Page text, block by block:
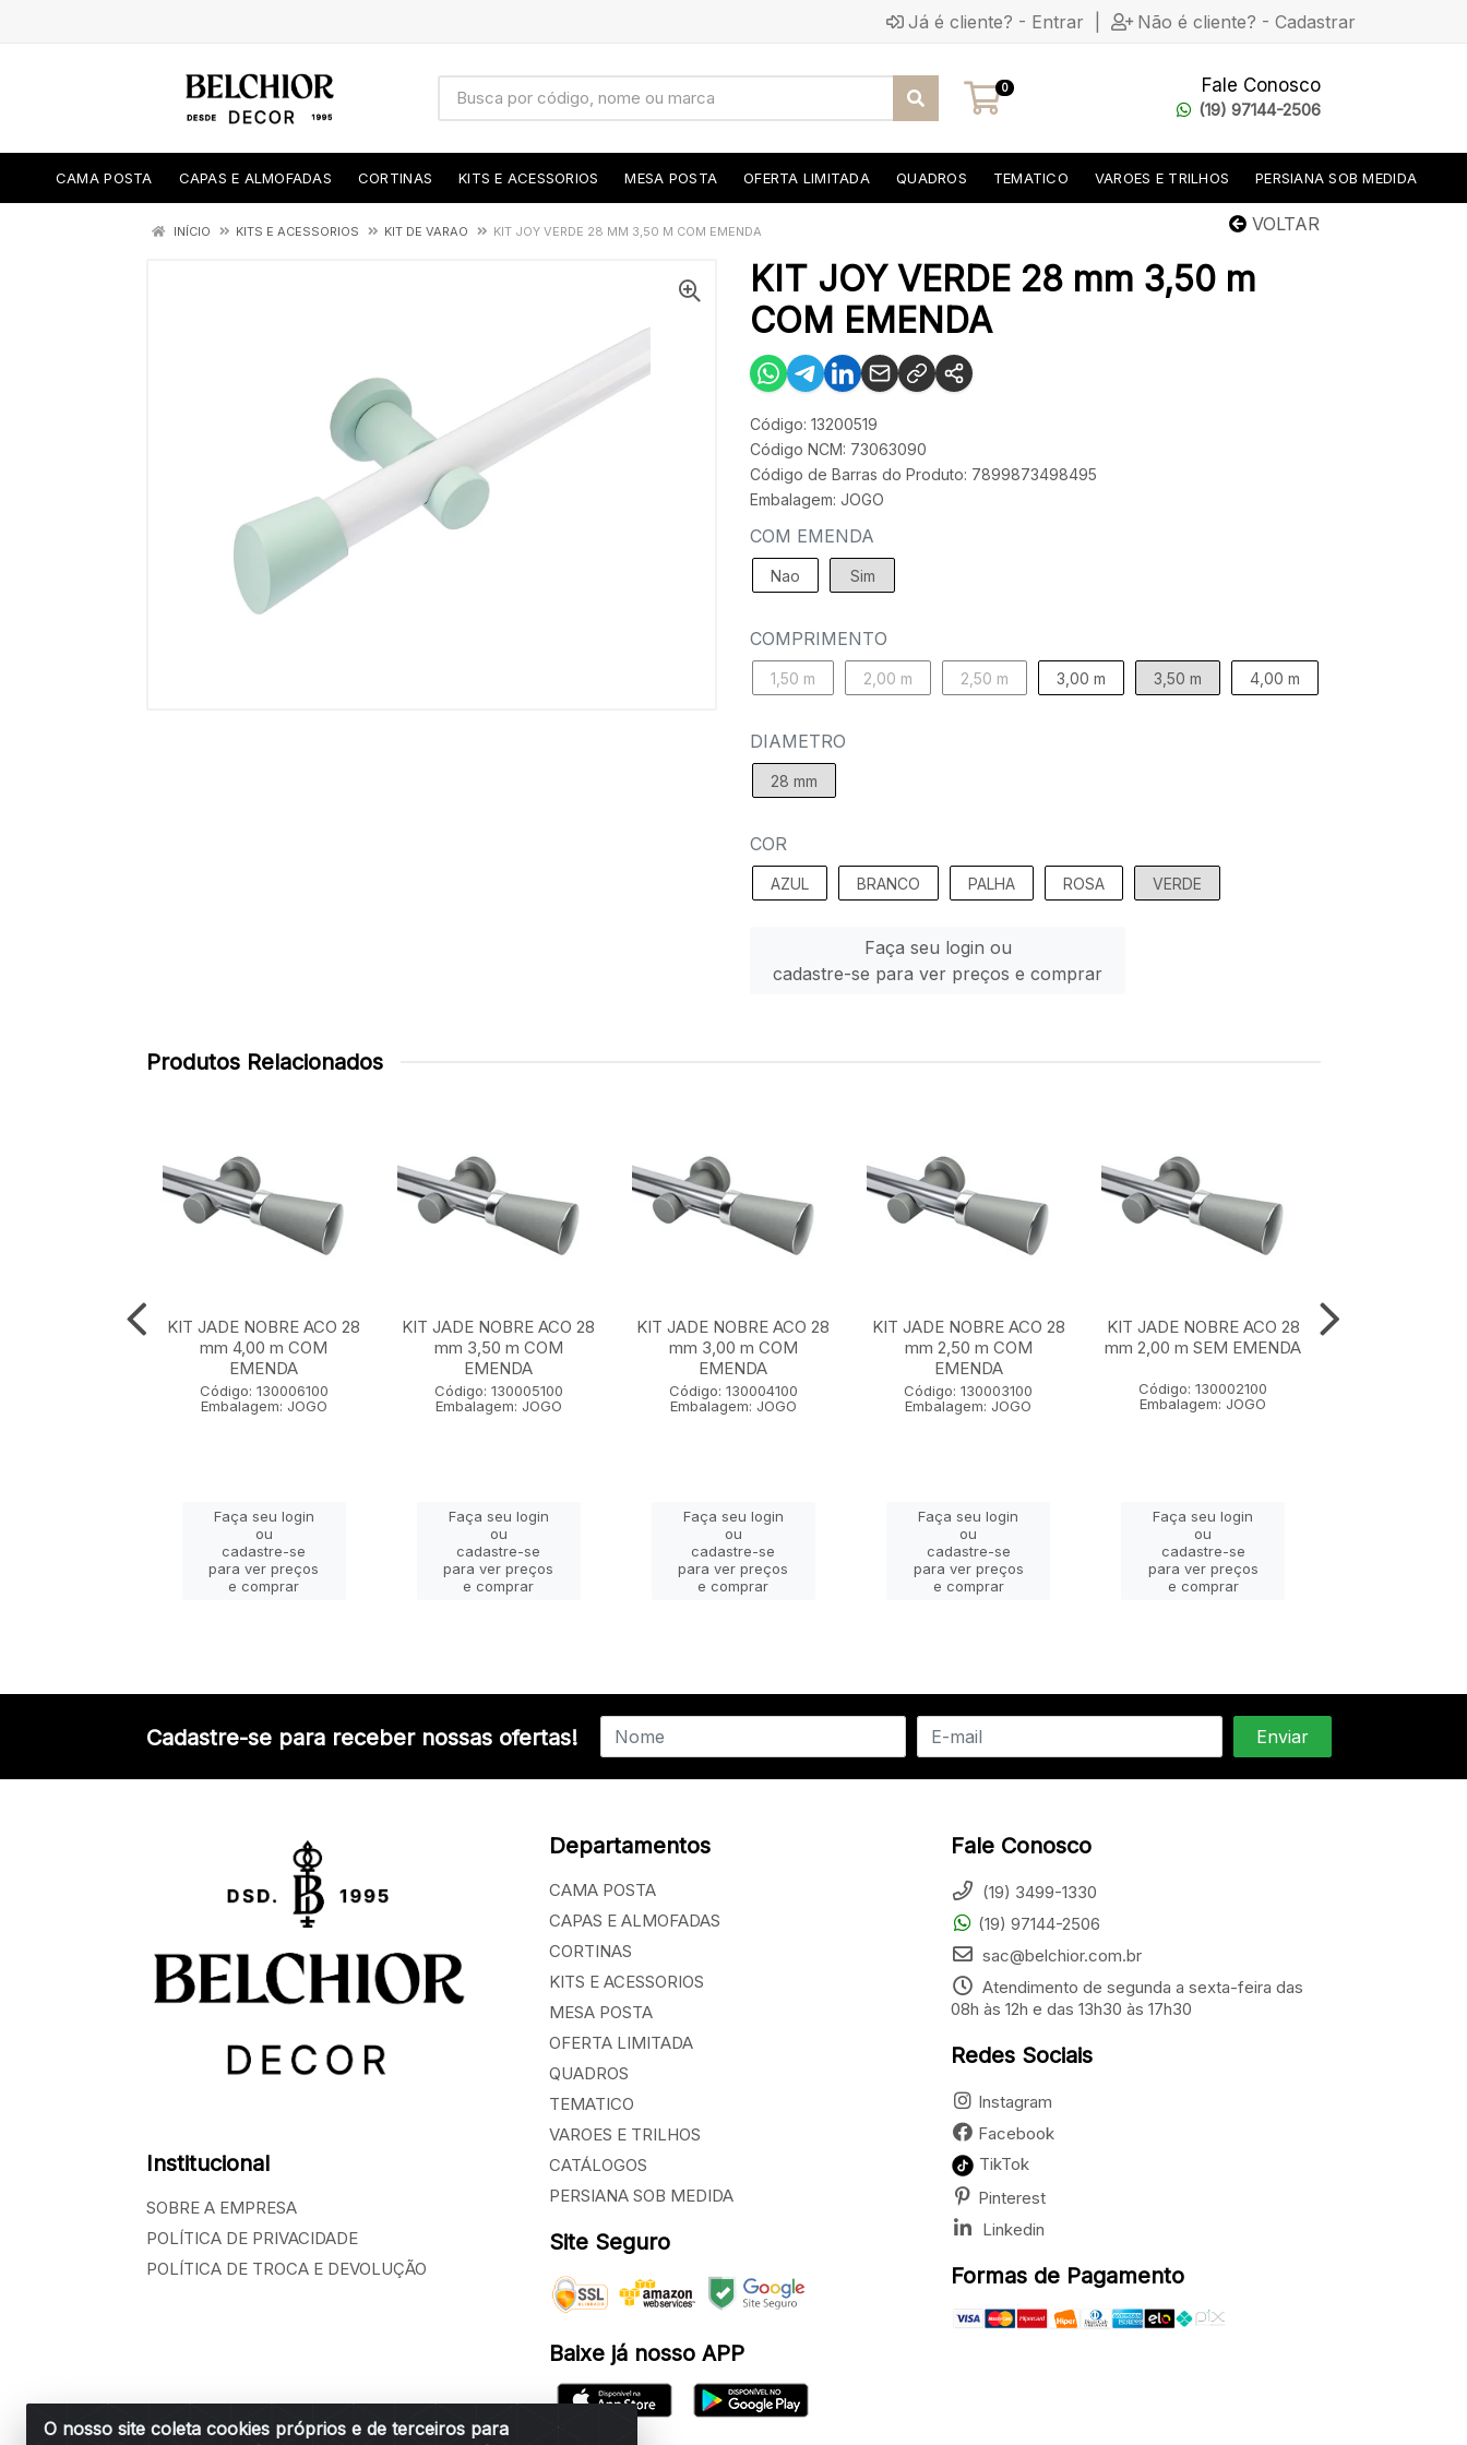
Já é cliente? - Entrar Não é cliente? - Cadastrar
0 Fale Conosco
(19) 97144-2506
CAMA POSTA CAPAS E ALMOFADAS CORTINAS KITS E ACESSORIOS MESA POSTA OFERTA LIMITADA QUADROS TEMATICO VAROES E TRILHOS PERSIANA SOB MEDIDA
VOLTAR
INÍCIO KITS E ACESSORIOS KIT DE VARAO KIT JOY VERDE 28 MM 3,50 M COM EMENDA
KIT JOY VERDE 28 mm 3,50 m
COM EMENDA
Código: 13200519
Código NCM: 73063090
Código de Barras do Produto: 7899873498495
Embalagem: JOGO
COM EMENDA
Nao Sim
COMPRIMENTO
1,50 m 2,00 m 2,50 m 3,00 m 3,50 m 4,00 m
DIAMETRO
28 mm
COR
AZUL BRANCO PALHA ROSA VERDE
Faça seu login ou
cadastre-se para ver preços e comprar
Produtos Relacionados
KIT JADE NOBRE ACO 28
mm 4,00 m COM
EMENDA
Código: 130006100
Embalagem: JOGO
Faça seu login
ou
cadastre-se
para ver preços
e comprar
KIT JADE NOBRE ACO 28
mm 3,50 m COM
EMENDA
Código: 130005100
Embalagem: JOGO
Faça seu login
ou
cadastre-se
para ver preços
e comprar
KIT JADE NOBRE ACO 28
mm 3,00 m COM
EMENDA
Código: 130004100
Embalagem: JOGO
Faça seu login
ou
cadastre-se
para ver preços
e comprar
KIT JADE NOBRE ACO 28
mm 2,50 m COM
EMENDA
Código: 130003100
Embalagem: JOGO
Faça seu login
ou
cadastre-se
para ver preços
e comprar
KIT JADE NOBRE ACO 28
mm 2,00 m SEM EMENDA
Código: 130002100
Embalagem: JOGO
Faça seu login
ou
cadastre-se
para ver preços
e comprar
O nosso site coleta cookies próprios e de terceiros para
Cadastre-se para receber nossas ofertas!
Institucional
SOBRE A EMPRESA
POLÍTICA DE PRIVACIDADE
POLÍTICA DE TROCA E DEVOLUÇÃO
Departamentos
CAMA POSTA
CAPAS E ALMOFADAS
CORTINAS
KITS E ACESSORIOS
MESA POSTA
OFERTA LIMITADA
QUADROS
TEMATICO
VAROES E TRILHOS
CATÁLOGOS
PERSIANA SOB MEDIDA
Site Seguro
Baixe já nosso APP
Fale Conosco
(19) 3499-1330
(19) 97144-2506
sac@belchior.com.br
Atendimento de segunda a sexta-feira das
08h às 12h e das 13h30 às 17h30
Redes Sociais
Instagram
Facebook
TikTok
Pinterest
Linkedin
Formas de Pagamento